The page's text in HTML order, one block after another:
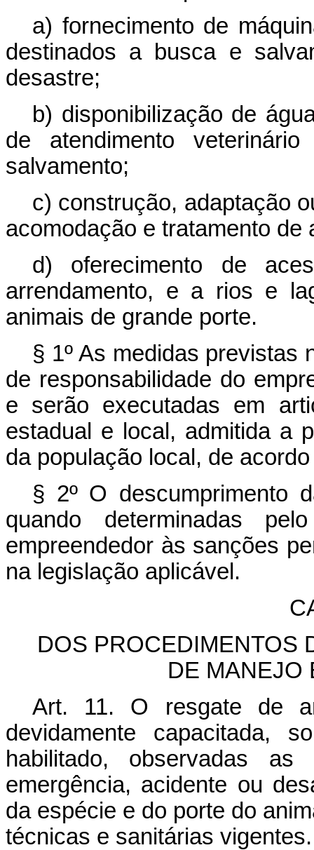
a) fornecimento de
destinados a busca e
desastre;
b) disponibilização de
de atendimento
salvamento;
c) construção, adaptação
acomodação e tratamento
d) oferecimento de
arrendamento, e a rios e
animais de grande porte.
§ 1º As medidas previstas
de responsabilidade do
e serão executadas em
estadual e local, admitida a
da população local, de
§ 2º O descumprimento
quando determinadas
empreendedor às sanções
na legislação aplicável.
DOS PROCEDIMENTOS
DE MANEJO
Art. 11. O resgate de
devidamente capacitada,
habilitado, observadas
emergência, acidente ou
da espécie e do porte do
técnicas e sanitárias vigentes.